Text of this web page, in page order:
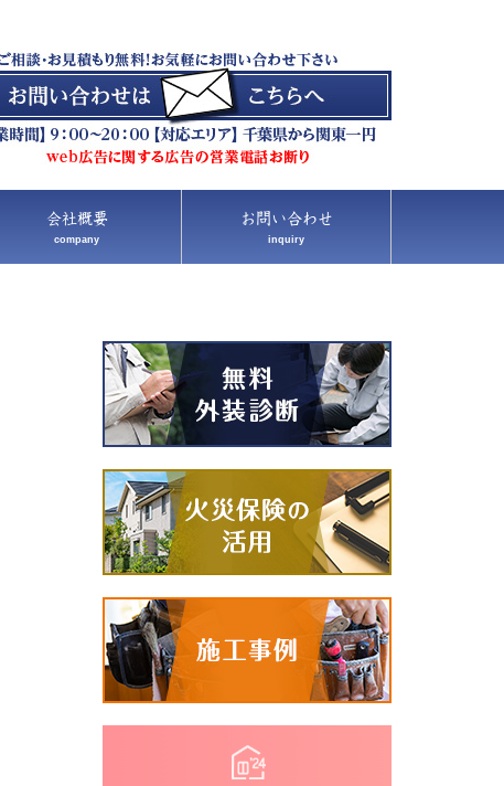
会社概要
company
お問い合わせ
inquiry